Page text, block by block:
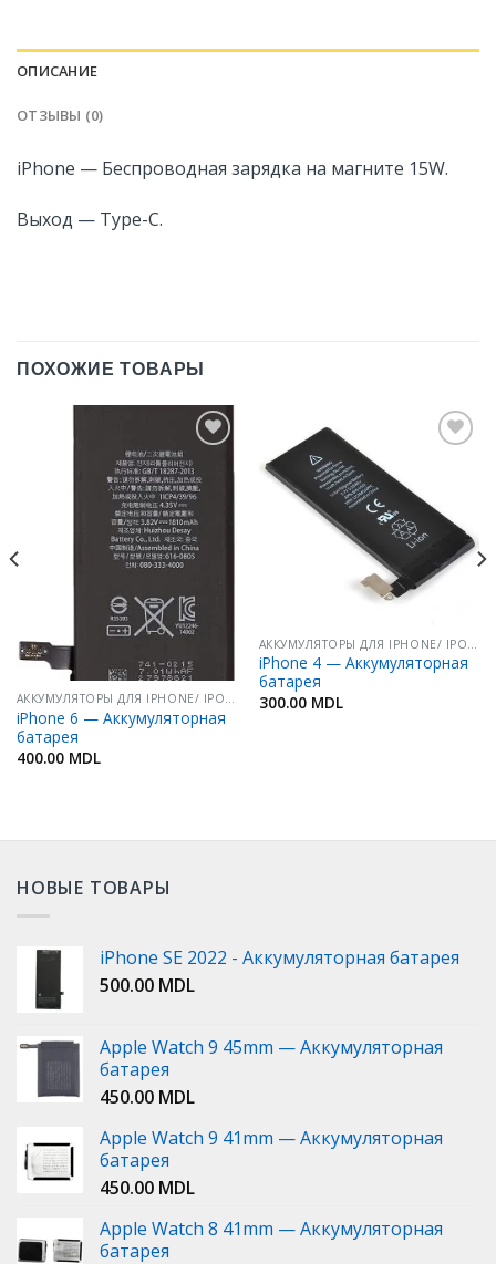
ОПИСАНИЕ
ОТЗЫВЫ (0)
iPhone — Беспроводная зарядка на магните 15W.
Выход — Type-C.
ПОХОЖИЕ ТОВАРЫ
Добавить
в
Избранное
АККУМУЛЯТОРЫ ДЛЯ IPHONE/ IPOD/ IPAD
iPhone 6 — Аккумуляторная
батарея
400.00 MDL
Избранное
iPhone 4 — Аккумуляторная
батарея
300.00 MDL
НОВЫЕ ТОВАРЫ
iPhone SE 2022 - Аккумуляторная батарея
500.00 MDL
Apple Watch 9 45mm — Аккумуляторная
батарея
450.00 MDL
Apple Watch 9 41mm — Аккумуляторная
батарея
450.00 MDL
Apple Watch 8 41mm — Аккумуляторная
батарея